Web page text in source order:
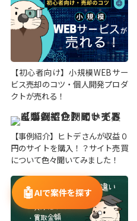
【初心者向け】小規模WEBサー
ビス売却のコツ・個人開発プロダ
クトが売れる！
【事例紹介】ヒトデさんが収益０
円のサイトを購入！？サイト売買
について色々聞いてみました！
🤖AIで案件を探す